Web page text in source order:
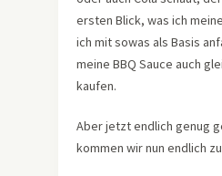
ersten Blick, was ich
ich mit sowas als Basis
meine BBQ Sauce auch
kaufen.
Aber jetzt endlich genug
kommen wir nun endlich